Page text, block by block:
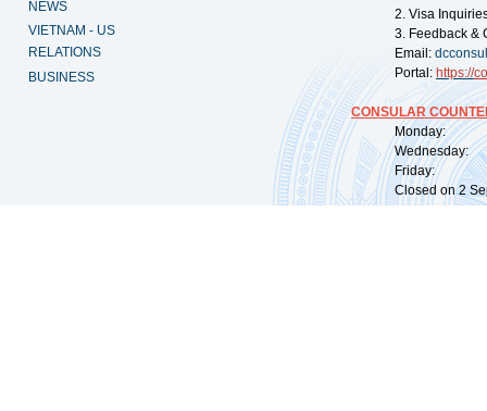
NEWS
VIETNAM - US
RELATIONS
BUSINESS
2. Visa
3. Feedback &
Email:
Portal: https://
CONSULAR
Monday:
Wednesday:
Friday:
Closed on 2